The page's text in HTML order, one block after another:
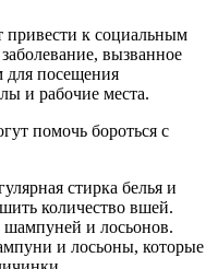
привести к социальным
вызванное
посещения
и рабочие места.
помочь бороться с
стирка белья и
количество вшей.
и лосьонов.
и лосьоны, которые